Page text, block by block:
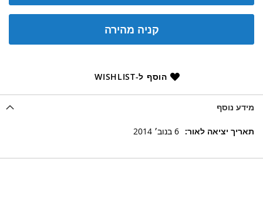
קניה מהירה
הוסף ל-WISHLIST
מידע נוסף
מידע
6 בנוב׳ 2014